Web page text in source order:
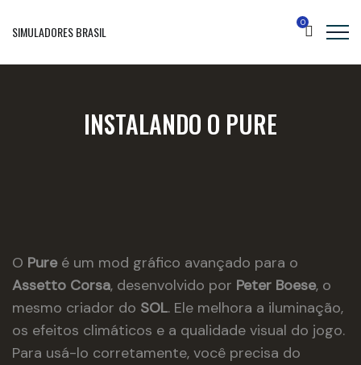
SIMULADORES BRASIL
0
INSTALANDO O PURE
O Pureé um mod gráfico avançado para o
Assetto Corsa, desenvolvido por Peter Boese, o
mesmo criador do SOL. Ele melhora a iluminação,
os efeitos climáticos e a qualidade visual do jogo.
Para usá-lo corretamente, você precisa do